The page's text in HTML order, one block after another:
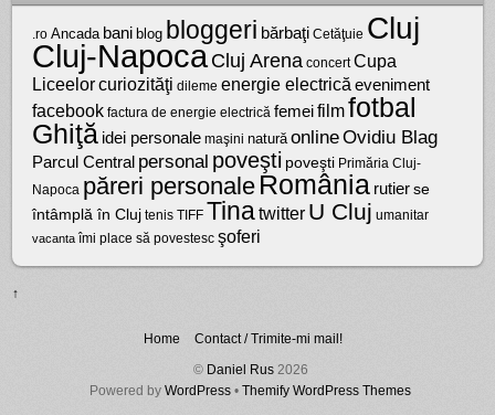
.ro Ancada bani blog bloggeri bărbaţi Cetăţuie Cluj
Cluj-NapocaCluj Arena concert Cupa
Liceelorcuriozităţi dileme energie electrică eveniment
facebook factura de energie electrică femei filmfotbal
Ghiţă idei personale maşini natură onlineOvidiu Blag
Parcul Central personal poveşti poveşti Primăria Cluj-
Napoca păreri personale România rutier se
întâmplă în Cluj tenis TIFF Tinatwitter U Cluj umanitar
vacanta îmi place să povestesc şoferi
↑
Home Contact / Trimite-mi mail!
© Daniel Rus2026
Powered by WordPress • Themify WordPress Themes